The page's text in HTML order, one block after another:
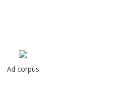
Ad corpus